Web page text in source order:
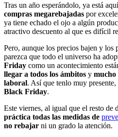
Tras un año esperándolo, ya está
compras megarebajadas por
ya tiene echado el ojo a algún
atractivo descuento al que es difícil
Pero, aunque los precios bajen y los
parezca que todo el universo ha
Friday como un acontecimiento
llegar a todos los ámbitos y mucho
laboral. Así que tenlo muy presente,
Black Friday.
Este viernes, al igual que el resto de
práctica todas las medidas de
no rebajar ni un grado la atención.